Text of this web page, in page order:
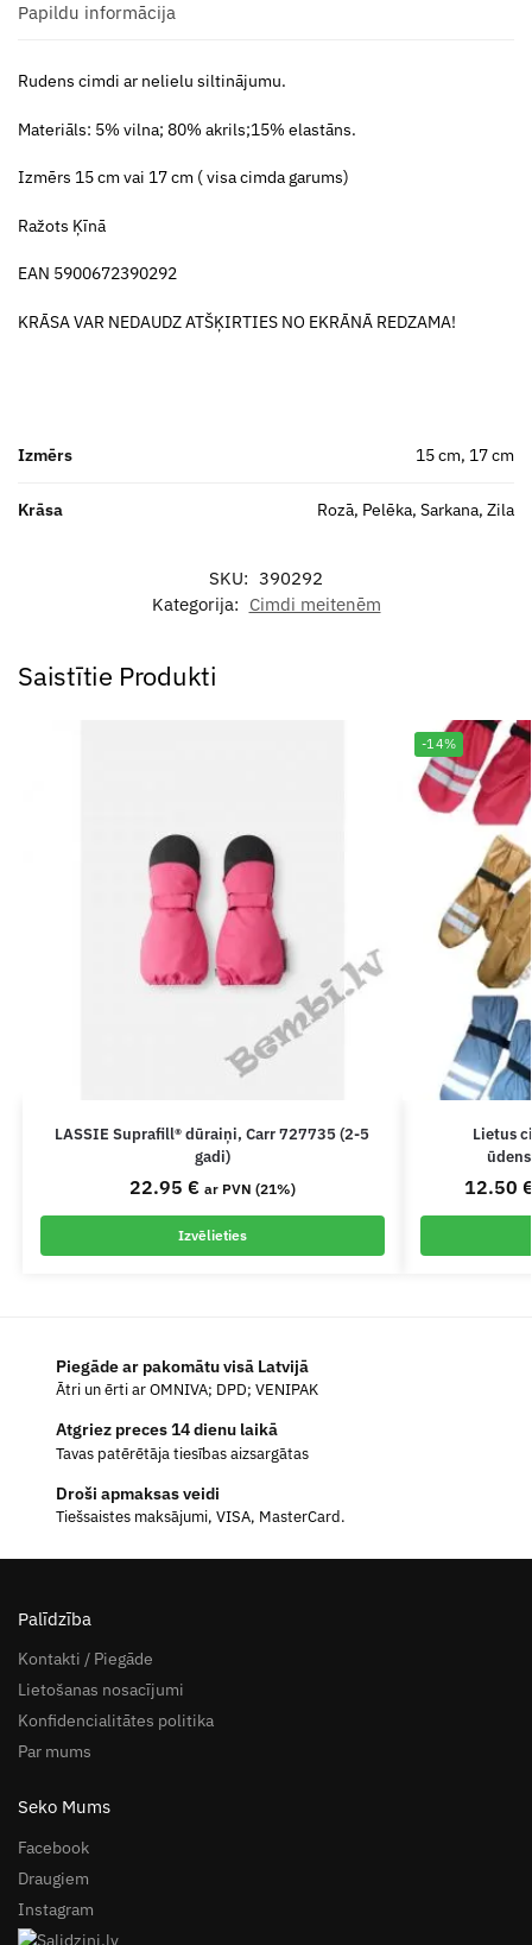
Papildu informācija
Rudens cimdi ar nelielu siltinājumu.
Materiāls: 5% vilna; 80% akrils;15% elastāns.
Izmērs 15 cm vai 17 cm ( visa cimda garums)
Ražots Ķīnā
EAN 5900672390292
KRĀSA VAR NEDAUDZ ATŠĶIRTIES NO EKRĀNĀ REDZAMA!
Izmērs 15 cm, 17 cm
Krāsa Rozā, Pelēka, Sarkana, Zila
SKU: 390292
Kategorija: Cimdi meitenēm
Saistītie Produkti
LASSIE Suprafill® dūraiņi, Carr 727735 (2-5
gadi)
22.95 € ar PVN (21%)
Izvēlieties
-14%
Lietus
12.50
Piegāde ar pakomātu visā Latvijā
Ātri un ērti ar OMNIVA; DPD; VENIPAK
Atgriez preces 14 dienu laikā
Tavas patērētāja tiesības aizsargātas
Droši apmaksas veidi
Tiešsaistes maksājumi, VISA, MasterCard.
Palīdzība
Kontakti / Piegāde
Lietošanas nosacījumi
Konfidencialitātes politika
Par mums
Seko Mums
Facebook
Draugiem
Instagram